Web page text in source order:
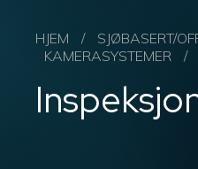
Landbasert oppdrett
Sjøbasert oppdrett
Service & support
Om oss
HJEM / SJØBASERT/
KAMERASYSTEMER
/